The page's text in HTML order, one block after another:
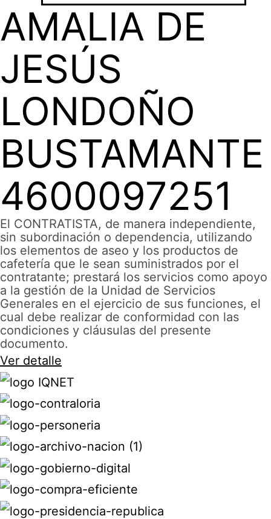
AMALIA DE
JESÚS
LONDOÑO
BUSTAMANTE
4600097251
El CONTRATISTA, de manera independiente,
sin subordinación o dependencia, utilizando
los elementos de aseo y los productos de
cafetería que le sean suministrados por el
contratante; prestará los servicios como apoyo
a la gestión de la Unidad de Servicios
Generales en el ejercicio de sus funciones, el
cual debe realizar de conformidad con las
condiciones y cláusulas del presente
documento.
Ver detalle